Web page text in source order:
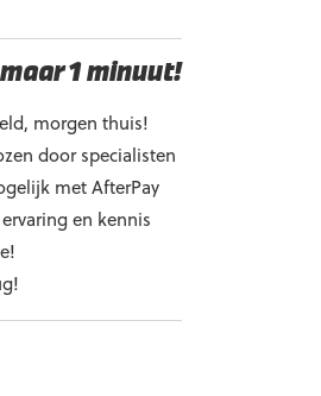
1 minuut!
morgen thuis!
door specialisten
met AfterPay
en kennis